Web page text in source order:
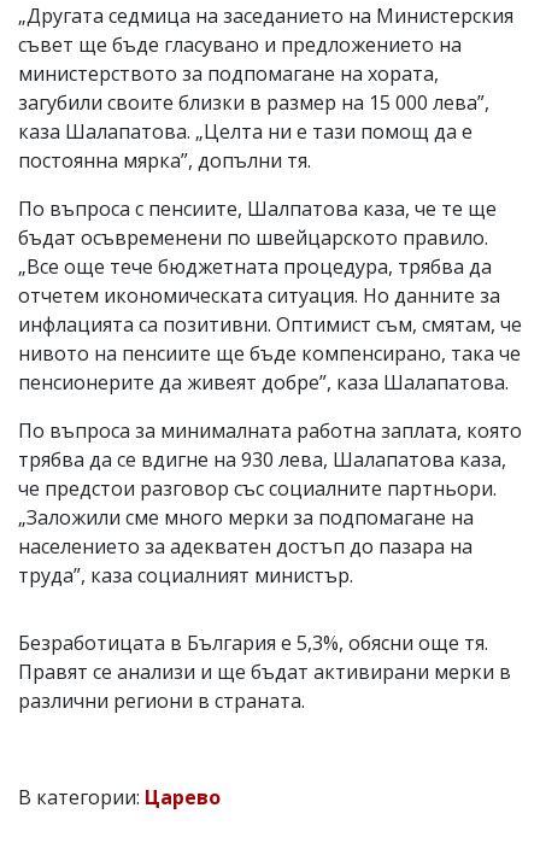
„Другата седмица на заседанието на Министерския
съвет ще бъде гласувано и предложението на
министерството за подпомагане на хората,
загубили своите близки в размер на 15 000 лева”,
каза Шалапатова. „Целта ни е тази помощ да е
постоянна мярка”, допълни тя.
По въпроса с пенсиите, Шалпатова каза, че те ще
бъдат осъвременени по швейцарското правило.
„Все още тече бюджетната процедура, трябва да
отчетем икономическата ситуация. Но данните за
инфлацията са позитивни. Оптимист съм, смятам, че
нивото на пенсиите ще бъде компенсирано, така че
пенсионерите да живеят добре”, каза Шалапатова.
По въпроса за минималната работна заплата, която
трябва да се вдигне на 930 лева, Шалапатова каза,
че предстои разговор със социалните партньори.
„Заложили сме много мерки за подпомагане на
населението за адекватен достъп до пазара на
труда”, каза социалният министър.
Безработицата в България е 5,3%, обясни още тя.
Правят се анализи и ще бъдат активирани мерки в
различни региони в страната.
В категории: Царево